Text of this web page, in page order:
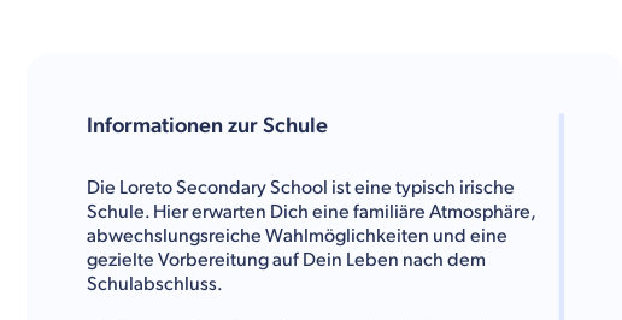
Informationen zur Schule
Die Loreto Secondary School ist eine typisch irische
Schule. Hier erwarten Dich eine familiäre Atmosphäre,
abwechslungsreiche Wahlmöglichkeiten und eine
gezielte Vorbereitung auf Dein Leben nach dem
Schulabschluss.